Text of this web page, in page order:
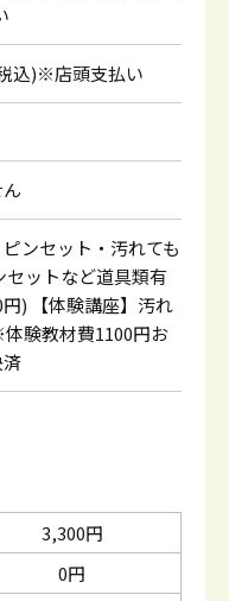
込)※店頭支払い
ンセット・汚れても
ットなど道具類有
) 【体験講座】汚れ
験教材費1100円お
3,300円
0円